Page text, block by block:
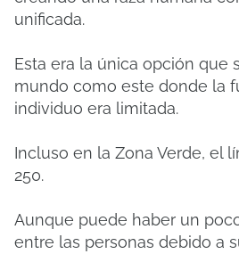
unificada.
Esta era la única opción que
mundo como este donde la
individuo era limitada.
Incluso en la Zona Verde, el
250.
Aunque puede haber un
entre las personas debido a